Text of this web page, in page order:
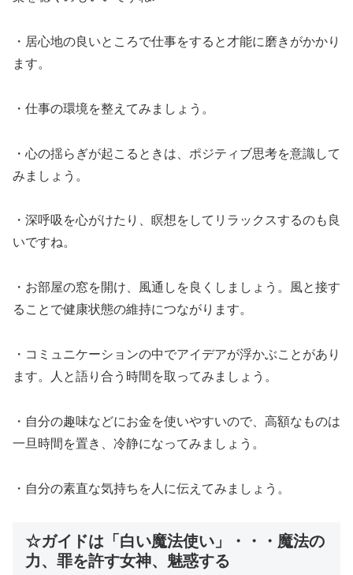
・居心地の良いところで仕事をすると才能に磨きがかかり
ます。
・仕事の環境を整えてみましょう。
・心の揺らぎが起こるときは、ポジティブ思考を意識して
みましょう。
・深呼吸を心がけたり、瞑想をしてリラックスするのも良
いですね。
・お部屋の窓を開け、風通しを良くしましょう。風と接す
ることで健康状態の維持につながります。
・コミュニケーションの中でアイデアが浮かぶことがあり
ます。人と語り合う時間を取ってみましょう。
・自分の趣味などにお金を使いやすいので、高額なものは
一旦時間を置き、冷静になってみましょう。
・自分の素直な気持ちを人に伝えてみましょう。
☆ガイドは「白い魔法使い」・・・魔法の
力、罪を許す女神、魅惑する